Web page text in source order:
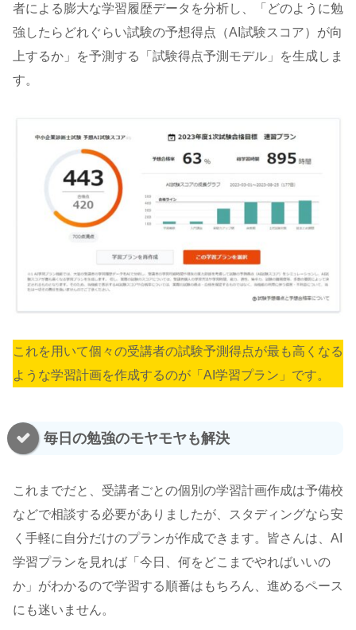
者による膨大な学習履歴データを分析し、「どのように勉
強したらどれぐらい試験の予想得点（AI試験スコア）が向
上するか」を予測する「試験得点予測モデル」を生成しま
す。
これを用いて個々の受講者の試験予測得点が最も高くなる
ような学習計画を作成するのが「AI学習プラン」です。
毎日の勉強のモヤモヤも解決
これまでだと、受講者ごとの個別の学習計画作成は予備校
などで相談する必要がありましたが、スタディングなら安
く手軽に自分だけのプランが作成できます。皆さんは、AI
学習プランを見れば「今日、何をどこまでやればいいの
か」がわかるので学習する順番はもちろん、進めるペース
にも迷いません。